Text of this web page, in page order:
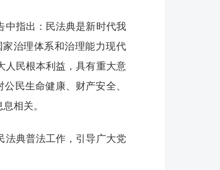
中指出：民法典是新时代我
治理体系和治理能力现代
人民根本利益，具有重大意
民生命健康、财产安全、
相关。
法典普法工作，引导广大党